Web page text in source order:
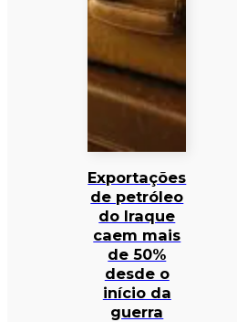
Exportações
de petróleo
do Iraque
caem mais
de 50%
desde o
início da
guerra